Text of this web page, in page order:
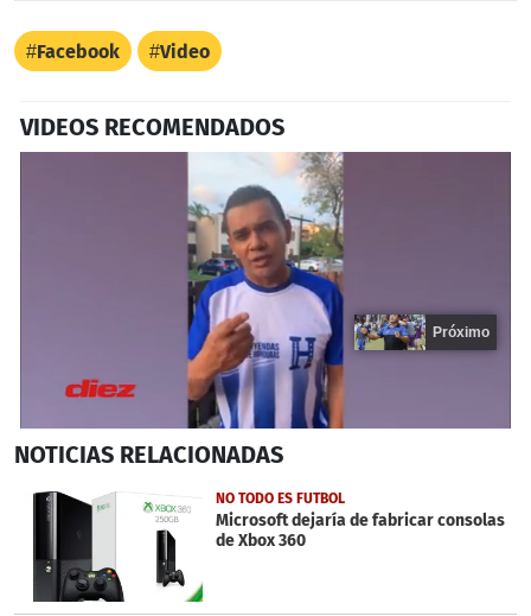
Facebook Video
VIDEOS RECOMENDADOS
seconds
15
seconds
Próximo
NOTICIAS RELACIONADAS
NO TODO ES FUTBOL
Microsoft dejaría de fabricar consolas
de Xbox 360